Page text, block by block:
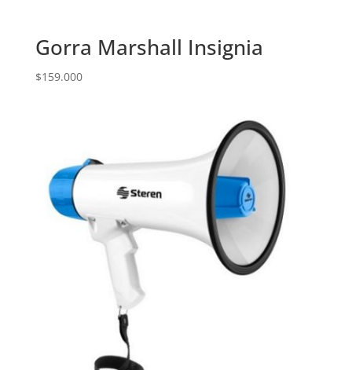
Gorra Marshall Insignia
$159.000